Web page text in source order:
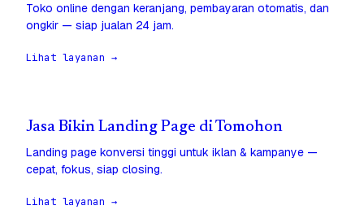
Toko online dengan keranjang, pembayaran otomatis, dan
ongkir — siap jualan 24 jam.
Lihat layanan →
Jasa Bikin Landing Page di Tomohon
Landing page konversi tinggi untuk iklan & kampanye —
cepat, fokus, siap closing.
Lihat layanan →